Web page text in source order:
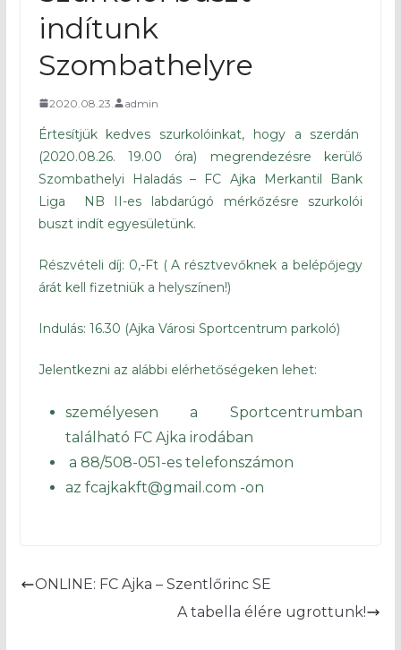
indítunk
Szombathelyre
2020.08.23. admin
Értesítjük kedves szurkolóinkat, hogy a szerdán
(2020.08.26. 19.00 óra) megrendezésre kerülő
Szombathelyi Haladás – FC Ajka Merkantil Bank
Liga NB II-es labdarúgó mérkőzésre szurkolói
buszt indít egyesületünk.
Részvételi díj: 0,-Ft ( A résztvevőknek a belépőjegy
árát kell fizetniük a helyszínen!)
Indulás: 16.30 (Ajka Városi Sportcentrum parkoló)
Jelentkezni az alábbi elérhetőségeken lehet:
személyesen a Sportcentrumban
található FC Ajka irodában
a 88/508-051-es telefonszámon
az fcajkakft@gmail.com -on
ONLINE: FC Ajka – Szentlőrinc SE
A tabella élére ugrottunk!